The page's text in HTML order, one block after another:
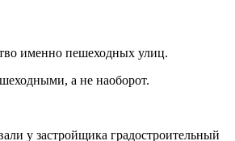
именно пешеходных улиц.
а не наоборот.
у застройщика градостроительный